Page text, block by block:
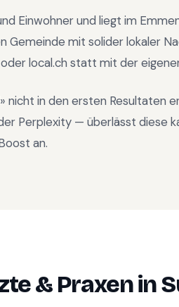
Einwohner und liegt im
Gemeinde mit solider lokaler
local.ch statt mit der
» nicht in den ersten Resultaten
Perplexity — überlässt diese
an.
& Praxenin